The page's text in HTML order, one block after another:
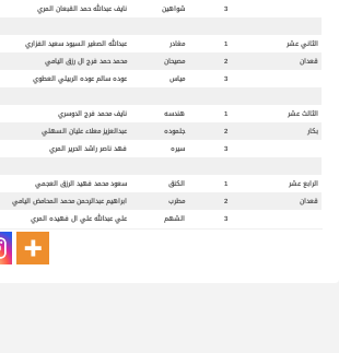
3
شواهين نايف عبدالله حمد القبعان المري
الثاني عشر 1 مغادر عبدالله الصغير السيود سعيد الفزاري
قعدان
2 مصيحان محمد حمد فرج ال رزق اليامي
3
مياس عوده سالم عوده الربيلي العطوي
الثالث عشر 1 هندسه نايف محمد فرج الدوسري
بكار
2 جلموده عبدالعزيز معلاء عليان السهلي
3
سيره فهد ناصر راشد الحرير المري
الرابع عشر 1 الكنق سعود محمد فهيد الرزق العجمي
قعدان
2 مطرب ابراهيم عبدالرحمن محمد المحامض اليامي
3
الشهم علي عبدالله علي ال فهيده المري